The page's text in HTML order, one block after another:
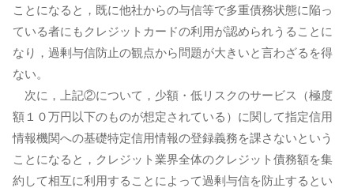
ことになると，既に他社からの与信等で多重債務状態に陥っ
ている者にもクレジットカードの利用が認められうることに
なり，過剰与信防止の観点から問題が大きいと言わざるを得
ない。
次に，上記②について，少額・低リスクのサービス（極度
額１０万円以下のものが想定されている）に関して指定信用
情報機関への基礎特定信用情報の登録義務を課さないという
ことになると，クレジット業界全体のクレジット債務額を集
約して相互に利用することによって過剰与信を防止するとい